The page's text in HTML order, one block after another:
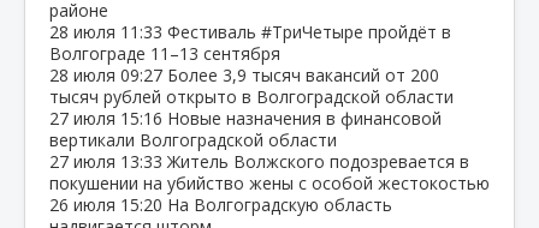
районе
28 июля 11:33 Фестиваль #ТриЧетыре пройдёт в
Волгограде 11–13 сентября
28 июля 09:27 Более 3,9 тысяч вакансий от 200
тысяч рублей открыто в Волгоградской области
27 июля 15:16 Новые назначения в финансовой
вертикали Волгоградской области
27 июля 13:33 Житель Волжского подозревается в
покушении на убийство жены с особой жестокостью
26 июля 15:20 На Волгоградскую область